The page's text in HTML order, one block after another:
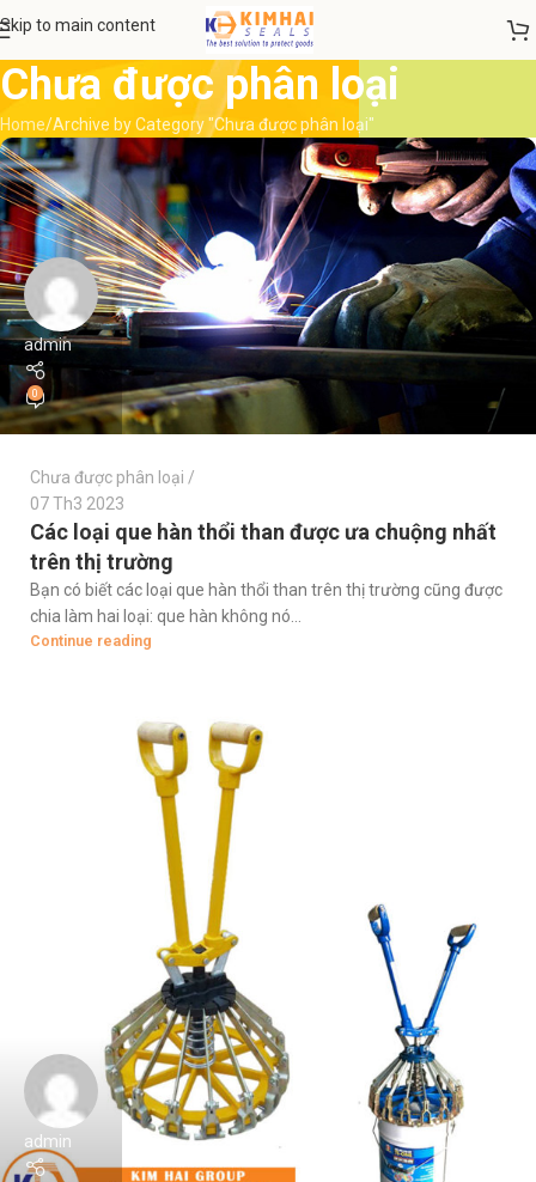
Skip to main content
Chưa được phân loại
Home Archive by Category "Chưa được phân loại"
admin
0
Chưa được phân loại
07 Th3 2023
Các loại que hàn thổi than được ưa chuộng nhất
trên thị trường
Bạn có biết các loại que hàn thổi than trên thị trường cũng được
chia làm hai loại: que hàn không nó...
Continue reading
admin